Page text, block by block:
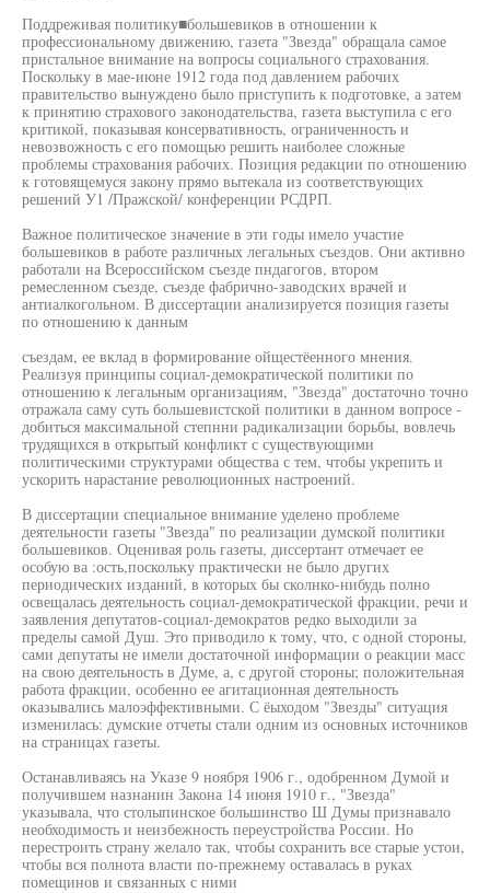
Поддреживая политику■большевиков в отношении к
профессиональному движению, газета "Звезда" обращала самое
пристальное внимание на вопросы социального страхования.
Поскольку в мае-июне 1912 года под давлением рабочих
правительство вынуждено было приступить к подготовке, а затем
к принятию страхового законодательства, газета выступила с его
критикой, показывая консервативность, ограниченность и
невозвожность с его помощью решить наиболее сложные
проблемы страхования рабочих. Позиция редакции по отношению
к готовящемуся закону прямо вытекала из соответствующих
решений У1 /Пражской/ конференции РСДРП.
Важное политическое значение в эти годы имело участие
большевиков в работе различных легальных съездов. Они активно
работали на Всероссийском съезде пндагогов, втором
ремесленном съезде, съезде фабрично-заводских врачей и
антиалкогольном. В диссертации анализируется позиция газеты
по отношению к данным
съездам, ее вклад в формирование ойщестёенного мнения.
Реализуя принципы социал-демократической политики по
отношению к легальным организациям, "Звезда" достаточно точно
отражала саму суть большевистской политики в данном вопросе -
добиться максимальной степнни радикализации борьбы, вовлечь
трудящихся в открытый конфликт с существующими
политическими структурами общества с тем, чтобы укрепить и
ускорить нарастание революционных настроений.
В диссертации специальное внимание уделено проблеме
деятельности газеты "Звезда" по реализации думской политики
большевиков. Оценивая роль газеты, диссертант отмечает ее
особую ва :ость,поскольку практически не было других
периодических изданий, в которых бы сколнко-нибудь полно
освещалась деятельность социал-демократической фракции, речи и
заявления депутатов-социал-демократов редко выходили за
пределы самой Душ. Это приводило к тому, что, с одной стороны,
сами депутаты не имели достаточной информации о реакции масс
на свою деятельность в Думе, а, с другой стороны; положительная
работа фракции, особенно ее агитационная деятельность
оказывались малоэффективными. С ёыходом "Звезды" ситуация
изменилась: думские отчеты стали одним из основных источников
на страницах газеты.
Останавливаясь на Указе 9 ноября 1906 г., одобренном Думой и
получившем назнанин Закона 14 июня 1910 г., "Звезда"
указывала, что столыпинское большинство Ш Думы признавало
необходимость и неизбежность переустройства России. Но
перестроить страну желало так, чтобы сохранить все старые устои,
чтобы вся полнота власти по-прежнему оставалась в руках
помещинов и связанных с ними